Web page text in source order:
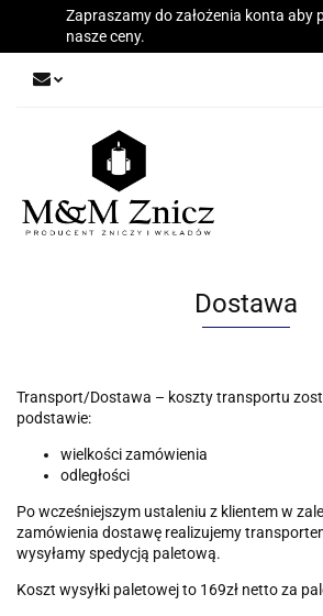
Zapraszamy do założenia konta aby
nasze ceny.
Dostawa
Transport/Dostawa – koszty transportu
podstawie:
wielkości zamówienia
odległości
Po wcześniejszym ustaleniu z klientem w
zamówienia dostawę realizujemy
wysyłamy spedycją paletową.
Koszt wysyłki paletowej to 169zł netto za